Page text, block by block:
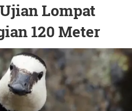
Lompat
120 Meter